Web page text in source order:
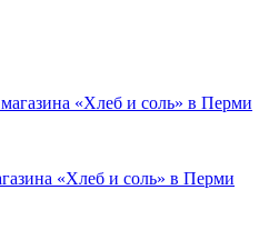
«Хлеб и соль» в Перми